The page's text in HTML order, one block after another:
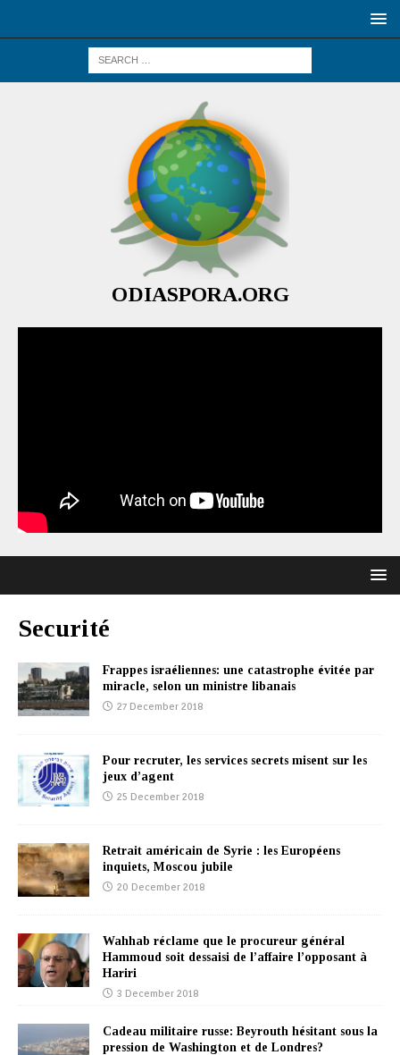
ODIASPORA.ORG
Securité
Frappes israéliennes: une catastrophe évitée par
miracle, selon un ministre libanais
27 December 2018
Pour recruter, les services secrets misent sur les
jeux d’agent
25 December 2018
Retrait américain de Syrie : les Européens
inquiets, Moscou jubile
20 December 2018
Wahhab réclame que le procureur général
Hammoud soit dessaisi de l’affaire l’opposant à
Hariri
3 December 2018
Cadeau militaire russe: Beyrouth hésitant sous la
pression de Washington et de Londres?